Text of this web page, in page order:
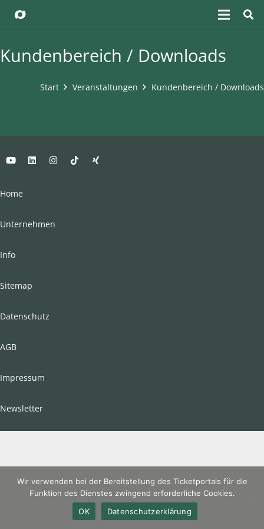
Kundenbereich / Downloads
Start Veranstaltungen Kundenbereich / Downloads
Home
Unternehmen
Info
Sitemap
Datenschutz
AGB
Impressum
Newsletter
Wir verwenden bei der Bereitstellung des Ticketportals für die
Funktion des Dienstes zwingend erforderliche Cookies.
OK
Datenschutzerklärung